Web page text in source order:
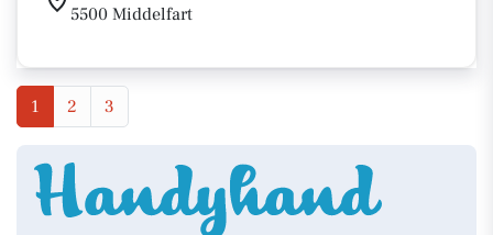
5500 Middelfart
1 2 3